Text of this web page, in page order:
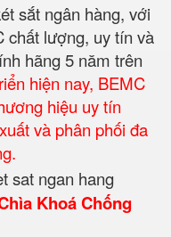
sắt ngân hàng, với
chất lượng, uy tín và
hãng 5 năm trên
hiện nay, BEMC
hiệu uy tín
và phân phối đa
Khoá Chống